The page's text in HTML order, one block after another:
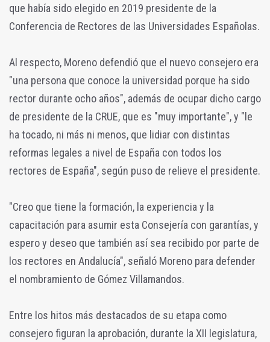
que había sido elegido en 2019 presidente de la
Conferencia de Rectores de las Universidades Españolas.
Al respecto, Moreno defendió que el nuevo consejero era
"una persona que conoce la universidad porque ha sido
rector durante ocho años", además de ocupar dicho cargo
de presidente de la CRUE, que es "muy importante", y "le
ha tocado, ni más ni menos, que lidiar con distintas
reformas legales a nivel de España con todos los
rectores de España", según puso de relieve el presidente.
"Creo que tiene la formación, la experiencia y la
capacitación para asumir esta Consejería con garantías, y
espero y deseo que también así sea recibido por parte de
los rectores en Andalucía", señaló Moreno para defender
el nombramiento de Gómez Villamandos.
Entre los hitos más destacados de su etapa como
consejero figuran la aprobación, durante la XII legislatura,